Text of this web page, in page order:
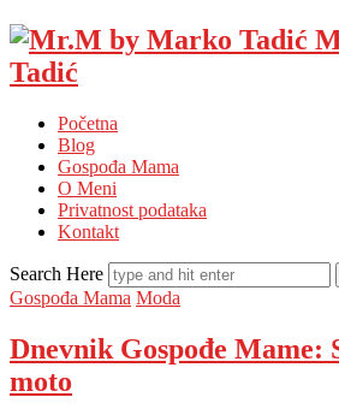
Tadić
Početna
Blog
Gospođa Mama
O Meni
Privatnost podataka
Kontakt
Search Here
Gospođa Mama Moda
Dnevnik Gospođe Mame:
moto